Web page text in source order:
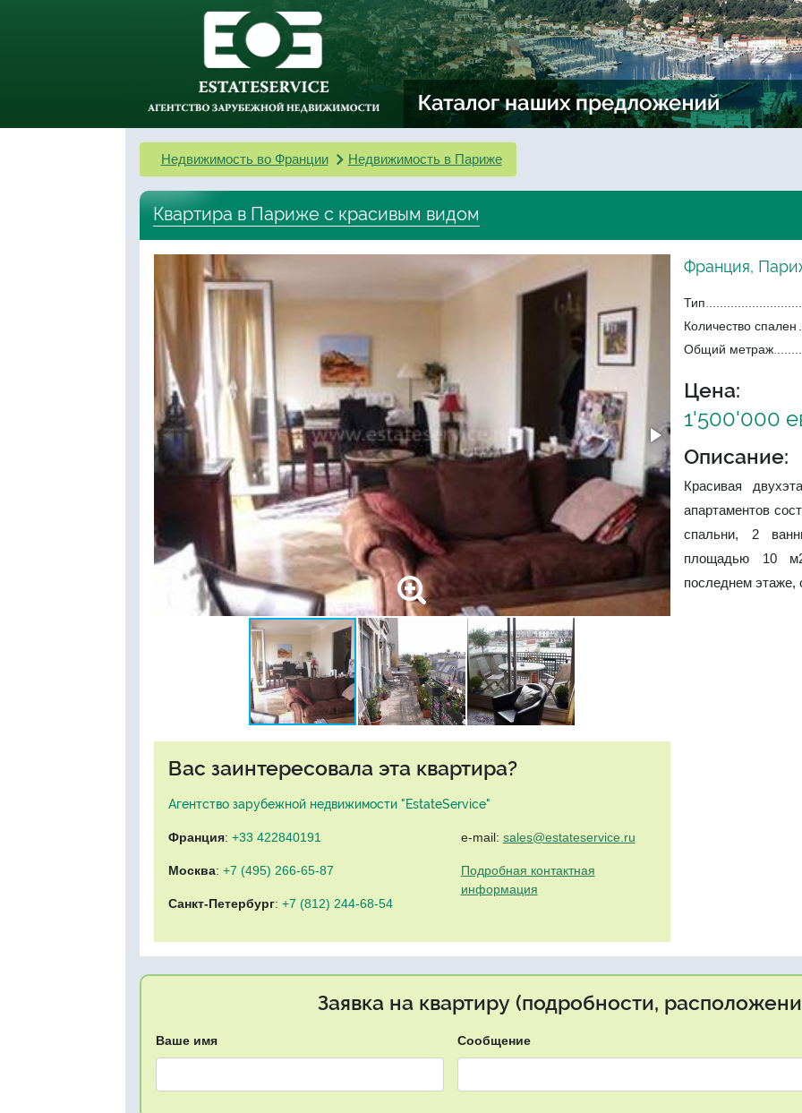
Недвижимость во Франции Недвижимость в Париже
Квартира в Париже с красивым видом
Вас заинтересовала эта квартира?
Агентство зарубежной недвижимости "EstateService"
Франция: +33 422840191
Москва: +7 (495) 266-65-87
Санкт-Петербург: +7 (812) 244-68-54
e-mail: sales@estateservice.ru
Подробная контактная
информация
Франция,
Тип
Количество спален
Общий метраж
Цена:
1'500'000
Описание:
Красивая
апартаментов
спальни, 2
площадью 10
последнем этаже,
Заявка на квартиру (подробности,
Ваше имя Сообщение